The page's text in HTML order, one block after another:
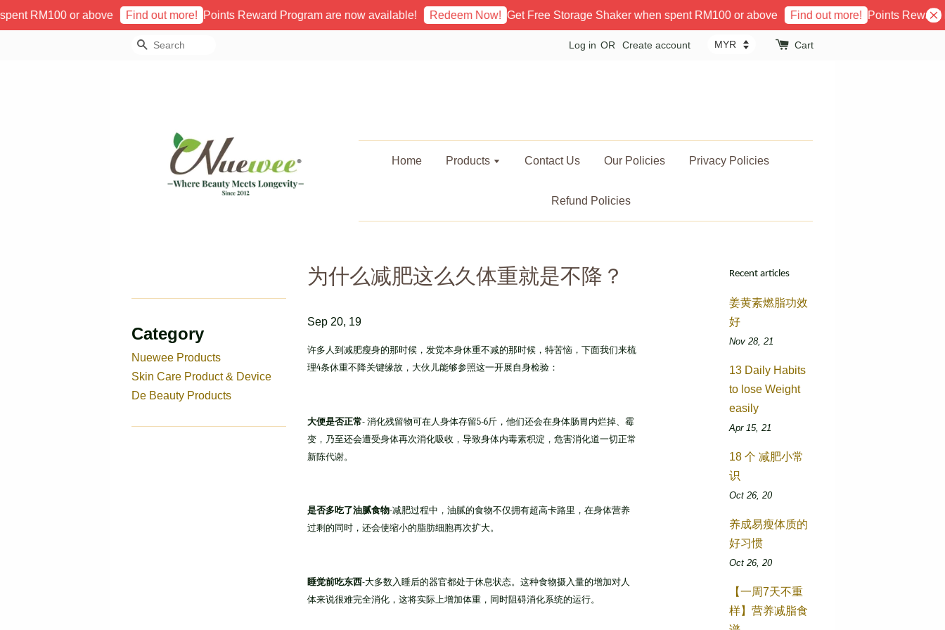
RM100 or above Find out more! Points Reward Program are now available! Redeem Now! Get Free Storage Shaker when spent RM100 or above Find out more! Points Reward
Search Log in OR Create account Cart
Home Products Contact Us Our Policies Privacy Policies
Refund Policies
Category
Nuewee Products
Skin Care Product & Device
De Beauty Products
为什么减肥这么久体重就是不降？
Sep 20, 19
许多人到减肥瘦身的那时候，发觉本身休重不减的那时候，特苦恼，下面我们来梳
理4条休重不降关键缘故，大伙儿能够参照这一开展自身检验 ：
大便是否正常- 消化残留物可在人身体存留5-6斤，他们还会在身体肠胃内烂掉、霉
变，乃至还会遭受身体再次消化吸收，导致身体内毒素积淀，危害消化道一切正常
新陈代谢。
是否多吃了油腻食物-减肥过程中，油腻的食物不仅拥有超高卡路里，在身体营养
过剩的同时，还会使缩小的脂肪细胞再次扩大。
睡觉前吃东西-大多数入睡后的器官都处于休息状态。这种食物摄入量的增加对人
体来说很难完全消化，这将实际上增加体重，同时阻碍消化系统的运行。
Recent articles
姜黄素燃脂功效
好
Nov 28, 21
13 Daily Habits
to lose Weight
easily
Apr 15, 21
18 个 减肥小常
识
Oct 26, 20
养成易瘦体质的
好习惯
Oct 26, 20
【一周7天不重
样】营养减脂食